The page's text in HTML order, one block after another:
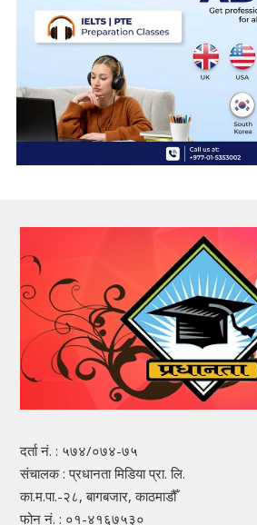
दर्ता नं. : ५७४/०७४-७५
संचालक : प्रधानता मिडिया प्रा. लि.
का.म.पा.-२८, बागबजार, काठमाडौँ
फोन नं. : ०१-४१६७५३०